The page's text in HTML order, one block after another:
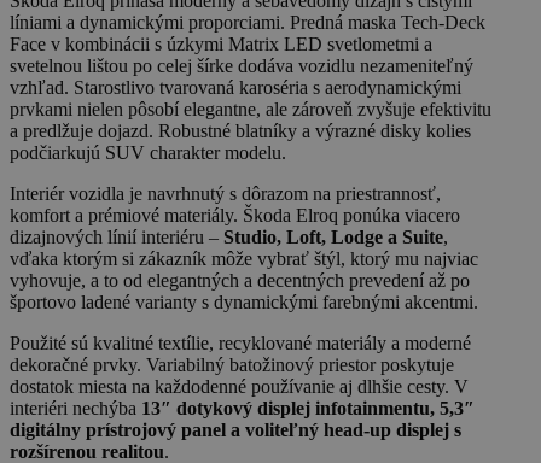
líniami a dynamickými proporciami. Predná maska Tech-Deck
Face v kombinácii s úzkymi Matrix LED svetlometmi a
svetelnou lištou po celej šírke dodáva vozidlu nezameniteľný
vzhľad. Starostlivo tvarovaná karoséria s aerodynamickými
prvkami nielen pôsobí elegantne, ale zároveň zvyšuje efektivitu
a predlžuje dojazd. Robustné blatníky a výrazné disky kolies
podčiarkujú SUV charakter modelu.
Interiér vozidla je navrhnutý s dôrazom na priestrannosť,
komfort a prémiové materiály. Škoda Elroq ponúka viacero
dizajnových línií interiéru – Studio, Loft, Lodge a Suite,
vďaka ktorým si zákazník môže vybrať štýl, ktorý mu najviac
vyhovuje, a to od elegantných a decentných prevedení až po
športovo ladené varianty s dynamickými farebnými akcentmi.
Použité sú kvalitné textílie, recyklované materiály a moderné
dekoračné prvky. Variabilný batožinový priestor poskytuje
dostatok miesta na každodenné používanie aj dlhšie cesty. V
interiéri nechýba 13″ dotykový displej infotainmentu, 5,3″
digitálny prístrojový panel a voliteľný head-up displej s
rozšírenou realitou.